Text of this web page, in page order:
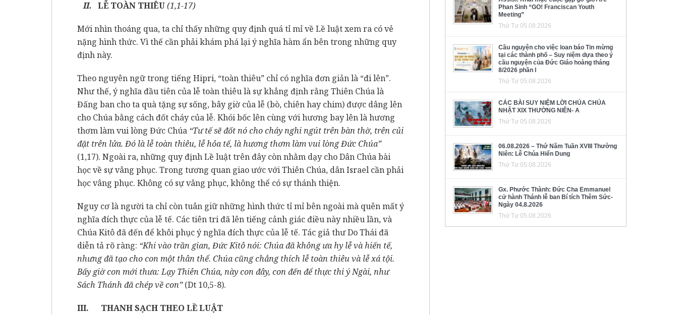
II. LỄ TOÀN THIÊU(1,1-17)
Mới nhìn thoáng qua, ta chỉ thấy những quy định quá tỉ mỉ về Lề luật xem ra có vẻ
nặng hình thức. Vì thế cần phải khám phá lại ý nghĩa hàm ẩn bên trong những quy
định này.
Theo nguyên ngữ trong tiếng Hipri, “toàn thiêu” chỉ có nghĩa đơn giản là “đi lên”.
Như thế, ý nghĩa đầu tiên của lễ toàn thiêu là sự khẳng định rằng Thiên Chúa là
Đấng ban cho ta quà tặng sự sống, bây giờ của lễ (bò, chiên hay chim) được dâng lên
cho Chúa bằng cách đốt cháy của lễ. Khói bốc lên cùng với hương bay lên là hương
thơm làm vui lòng Đức Chúa “Tư tế sẽ đốt nó cho cháy nghi ngút trên bàn thờ, trên củi
đặt trên lửa. Đó là lễ toàn thiêu, lễ hỏa tế, là hương thơm làm vui lòng Đức Chúa”
(1,17). Ngoài ra, những quy định Lề luật trên đây còn nhằm dạy cho Dân Chúa bài
học về sự vâng phục. Trong tương quan giao ước với Thiên Chúa, dân Israel cần phải
học vâng phục. Không có sự vâng phục, không thể có sự thánh thiện.
Nguy cơ là người ta chỉ còn tuân giữ những hình thức tỉ mỉ bên ngoài mà quên mất ý
nghĩa đích thực của lễ tế. Các tiên tri đã lên tiếng cảnh giác điều này nhiều lần, và
Chúa Kitô đã đến để khôi phục ý nghĩa đích thực của lễ tế. Tác giả thư Do Thái đã
diễn tả rõ ràng: “Khi vào trần gian, Đức Kitô nói: Chúa đã không ưa hy lễ và hiến tế,
nhưng đã tạo cho con một thân thể. Chúa cũng chẳng thích lễ toàn thiêu và lễ xá tội.
Bấy giờ con mới thưa: Lạy Thiên Chúa, này con đây, con đến để thực thi ý Ngài, như
Sách Thánh đã chép về con”(Dt 10,5-8).
III. THANH SẠCH THEO LỀ LUẬT
Phan Sinh “GO! Franciscan Youth
Meeting”
Thứ Tư 05.08.2026
Cầu nguyện cho việc loan báo Tin mừng
tại các thành phố – Suy niệm dựa theo ý
cầu nguyện của Đức Giáo hoàng tháng
8/2026 phần I
Thứ Tư 05.08.2026
CÁC BÀI SUY NIỆM LỜI CHÚA CHÚA
NHẬT XIX THƯỜNG NIÊN- A
Thứ Tư 05.08.2026
06.08.2026 – Thứ Năm Tuần XVIII Thường
Niên: Lễ Chúa Hiển Dung
Thứ Tư 05.08.2026
Gx. Phước Thành: Đức Cha Emmanuel
cử hành Thánh lễ ban Bí tích Thêm Sức-
Ngày 04.8.2026
Thứ Tư 05.08.2026